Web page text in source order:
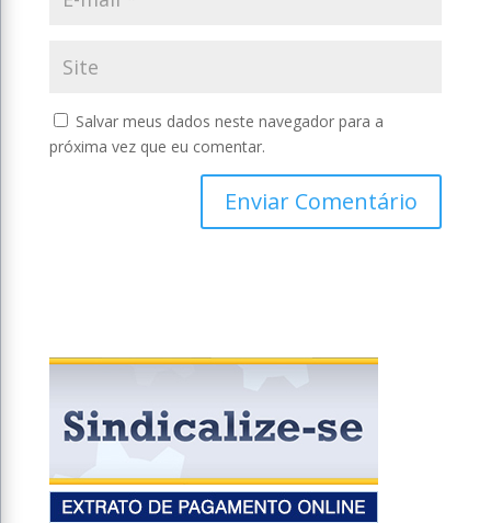
Salvar meus dados neste navegador para a
próxima vez que eu comentar.